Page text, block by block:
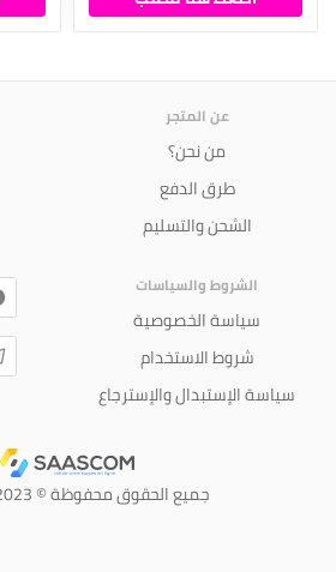
عن المتجر
من نحن؟
طرق الدفع
الشحن والتسليم
الشروط والسياسات
سياسة الخصوصية
شروط الاستخدام
سياسة الإستبدال والإسترجاع
جميع الحقوق محفوظة © 2023